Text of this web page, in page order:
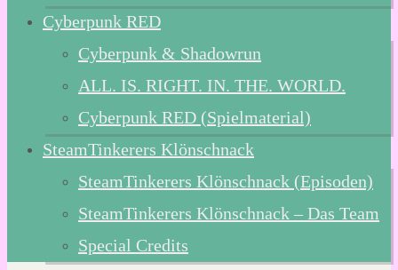
Cyberpunk RED
Cyberpunk & Shadowrun
ALL. IS. RIGHT. IN. THE. WORLD.
Cyberpunk RED (Spielmaterial)
SteamTinkerers Klönschnack
SteamTinkerers Klönschnack (Episoden)
SteamTinkerers Klönschnack – Das Team
Special Credits